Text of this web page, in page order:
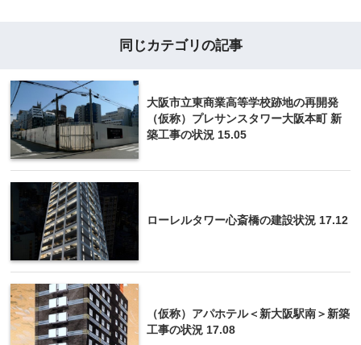
同じカテゴリの記事
大阪市立東商業高等学校跡地の再開発
（仮称）プレサンスタワー大阪本町 新
築工事の状況 15.05
ローレルタワー心斎橋の建設状況 17.12
（仮称）アパホテル＜新大阪駅南＞新築
工事の状況 17.08